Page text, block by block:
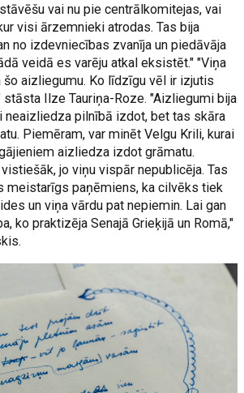
vai nu pie centrālkomitejas, vai
visi ārzemnieki atrodas. Tas bija
no izdevniecības zvanīja un piedāvāja
veidā es varēju atkal eksistēt." "Viņa
aizliegumu. Ko līdzīgu vēl ir izjutis
stāsta Ilze Tauriņa-Roze. "Aizliegumi bija
neaizliedza pilnībā izdot, bet tas skāra
Piemēram, var minēt Velgu Krili, kurai
aizliedza izdot grāmatu.
jo viņu vispār nepublicēja. Tas
meistarīgs paņēmiens, ka cilvēks tiek
un viņa vārdu pat nepiemin. Lai gan
ko praktizēja Senajā Grieķijā un Romā,"